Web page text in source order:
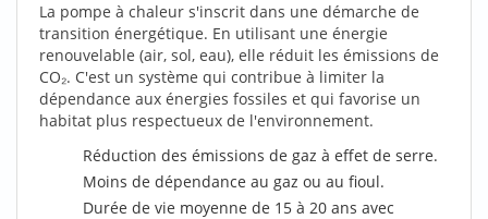
La pompe à chaleur s'inscrit dans une démarche de
transition énergétique. En utilisant une énergie
renouvelable (air, sol, eau), elle réduit les émissions de
CO₂. C'est un système qui contribue à limiter la
dépendance aux énergies fossiles et qui favorise un
habitat plus respectueux de l'environnement.
Réduction des émissions de gaz à effet de serre.
Moins de dépendance au gaz ou au fioul.
Durée de vie moyenne de 15 à 20 ans avec